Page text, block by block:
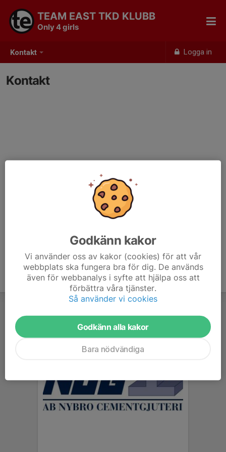
Kontakt Logga in
TEAM EAST TKD KLUBB
Only 4 girls
Kontakt
Godkänn kakor
Vi använder oss av kakor (cookies) för att vår
webbplats ska fungera bra för dig. De används
även för webbanalys i syfte att hjälpa oss att
förbättra våra tjänster.
Så använder vi cookies
Godkänn alla kakor
Bara nödvändiga